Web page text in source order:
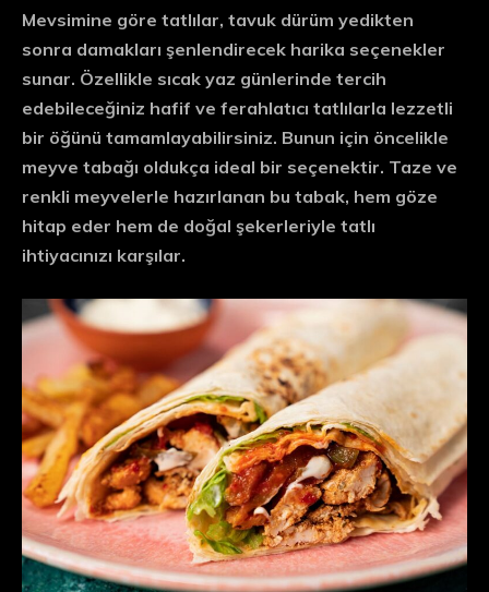
Mevsimine göre tatlılar, tavuk dürüm yedikten
sonra damakları şenlendirecek harika seçenekler
sunar. Özellikle sıcak yaz günlerinde tercih
edebileceğiniz hafif ve ferahlatıcı tatlılarla lezzetli
bir öğünü tamamlayabilirsiniz. Bunun için öncelikle
meyve tabağı oldukça ideal bir seçenektir. Taze ve
renkli meyvelerle hazırlanan bu tabak, hem göze
hitap eder hem de doğal şekerleriyle tatlı
ihtiyacınızı karşılar.